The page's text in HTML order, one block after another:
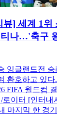
] 세계 1위
나…'축구
잉글랜드전
환호하고 있
FIFA 월드컵
로이터 [인터내
마지막 한 경